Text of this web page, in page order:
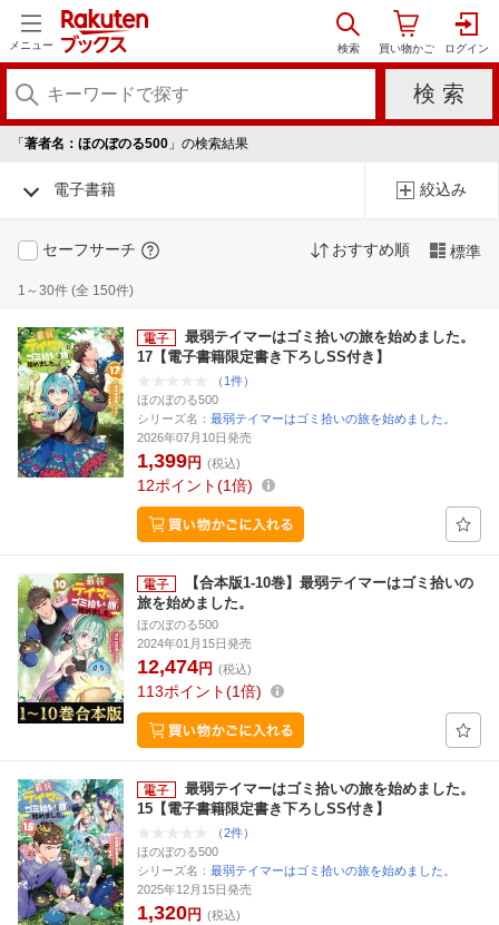
メニュー
「 著者名：ほのぼのる500 」の検索結果
電子書籍 絞込み
セーフサーチ おすすめ順 標準
1～30件 (全 150件)
最弱テイマーはゴミ拾いの旅を始めました。
17【電子書籍限定書き下ろしSS付き】
（1件）
ほのぼのる500
シリーズ名： 最弱テイマーはゴミ拾いの旅を始めました。
2026年07月10日発売
1,399円 (税込)
12ポイント 1倍
【合本版1-10巻】最弱テイマーはゴミ拾いの
旅を始めました。
ほのぼのる500
2024年01月15日発売
12,474円 (税込)
113ポイント 1倍
最弱テイマーはゴミ拾いの旅を始めました。
15【電子書籍限定書き下ろしSS付き】
（2件）
ほのぼのる500
シリーズ名： 最弱テイマーはゴミ拾いの旅を始めました。
2025年12月15日発売
1,320円 (税込)